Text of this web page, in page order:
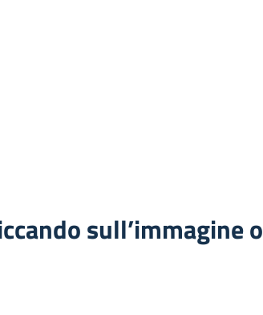
sull’immagine o